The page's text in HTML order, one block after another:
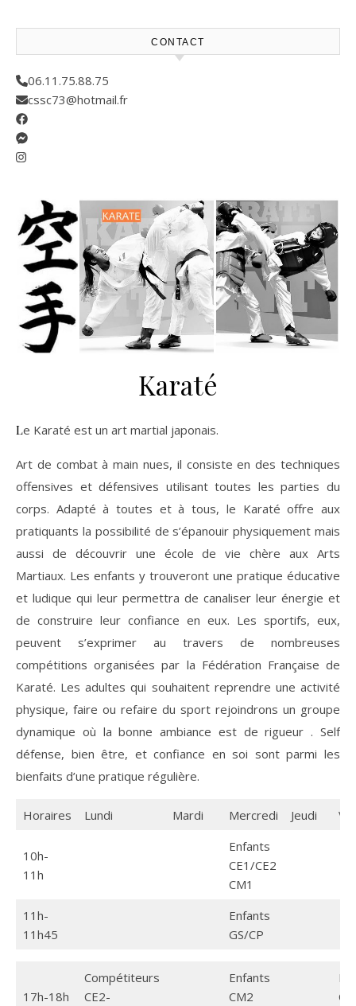
CONTACT
06.11.75.88.75
cssc73@hotmail.fr
Karaté
Le Karaté est un art martial japonais.
Art de combat à main nues, il consiste en des techniques
offensives et défensives utilisant toutes les parties du
corps. Adapté à toutes et à tous, le Karaté offre aux
pratiquants la possibilité de s’épanouir physiquement mais
aussi de découvrir une école de vie chère aux Arts
Martiaux. Les enfants y trouveront une pratique éducative
et ludique qui leur permettra de canaliser leur énergie et
de construire leur confiance en eux. Les sportifs, eux,
peuvent s’exprimer au travers de nombreuses
compétitions organisées par la Fédération Française de
Karaté. Les adultes qui souhaitent reprendre une activité
physique, faire ou refaire du sport rejoindrons un groupe
dynamique où la bonne ambiance est de rigueur . Self
défense, bien être, et confiance en soi sont parmi les
bienfaits d’une pratique régulière.
Horaires Lundi Mardi Mercredi Jeudi
10h-
11h
Enfants
CE1/CE2
CM1
11h-
11h45
Enfants
GS/CP
17h-18h
Compétiteurs
CE2-
Enfants
CM2